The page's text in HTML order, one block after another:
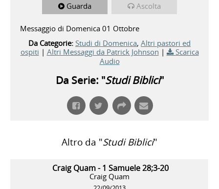
Guarda Ascolta
Messaggio di Domenica 01 Ottobre
Da Categorie: Studi di Domenica, Altri pastori ed
ospiti | Altri Messaggi da Patrick Johnson |
Scarica
Audio
Da Serie: "Studi Biblici"
Altro da "Studi Biblici"
Craig Quam - 1 Samuele 28;3-20
Craig Quam